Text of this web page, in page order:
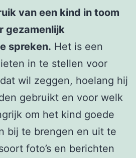
van een kind in toom
gezamenlijk
spreken. Het is een
in te stellen voor
wil zeggen, hoelang hij
gebruikt en voor welk
om het kind goede
bij te brengen en uit te
foto’s en berichten